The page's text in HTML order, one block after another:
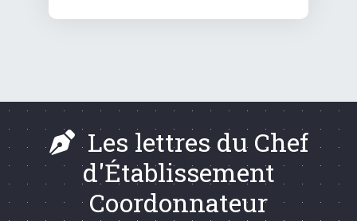
Les lettres du Chef
d'Établissement
Coordonnateur